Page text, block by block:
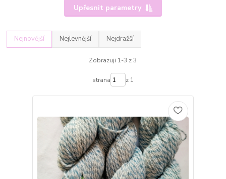
Upřesnit parametry
Nejnovější Nejlevnější Nejdražší
Zobrazuji 1-3 z 3
strana z 1